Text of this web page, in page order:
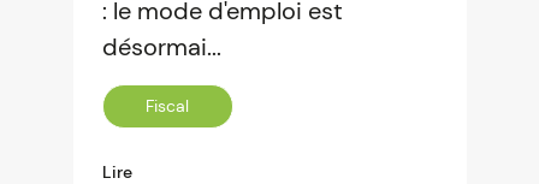
: le mode d'emploi est
désormai...
Fiscal
Lire